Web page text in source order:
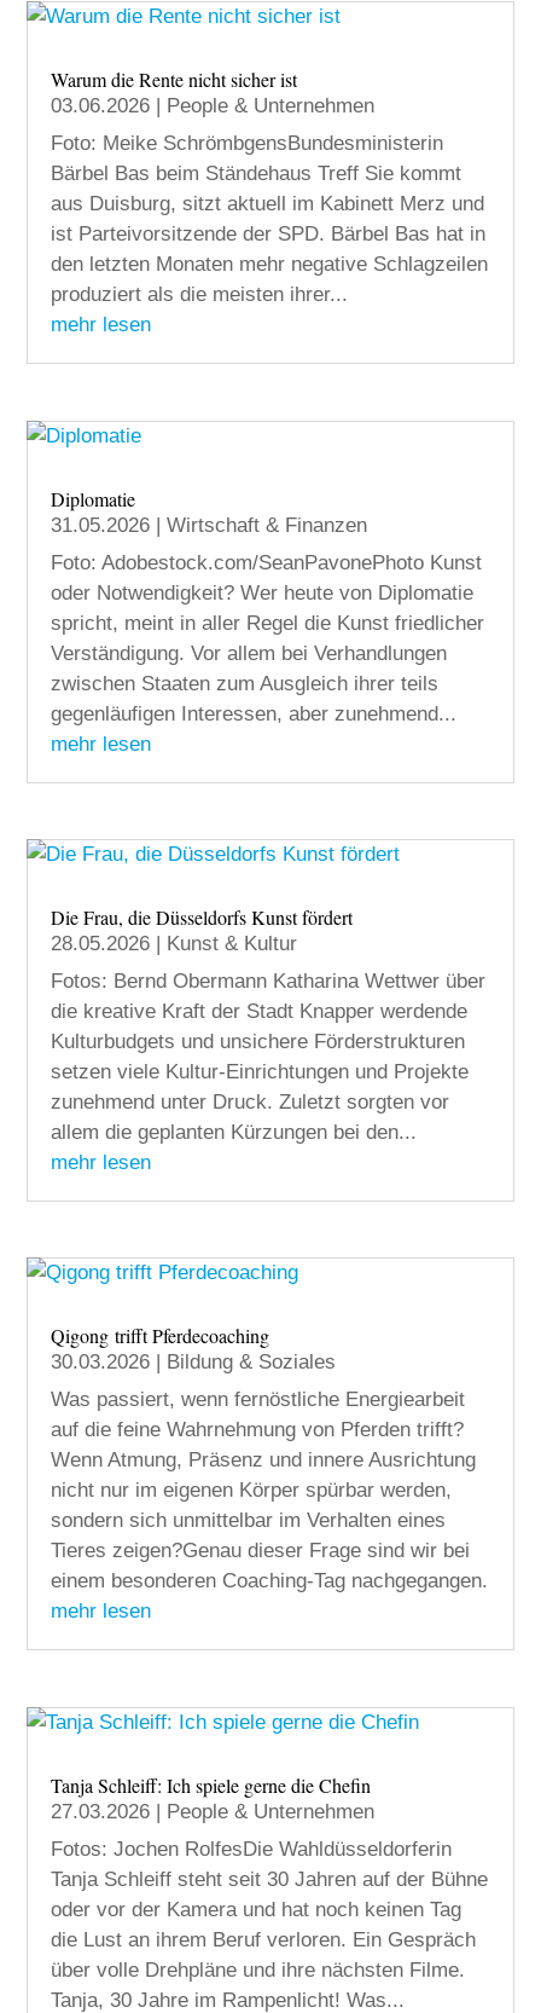
Warum die Rente nicht sicher ist
03.06.2026
People & Unternehmen
Foto: Meike SchrömbgensBundesministerin
Bärbel Bas beim Ständehaus Treff Sie kommt
aus Duisburg, sitzt aktuell im Kabinett Merz und
ist Parteivorsitzende der SPD. Bärbel Bas hat in
den letzten Monaten mehr negative Schlagzeilen
produziert als die meisten ihrer...
mehr lesen
Diplomatie
31.05.2026 |Wirtschaft & Finanzen
Foto: Adobestock.com/SeanPavonePhoto Kunst
oder Notwendigkeit? Wer heute von Diplomatie
spricht, meint in aller Regel die Kunst friedlicher
Verständigung. Vor allem bei Verhandlungen
zwischen Staaten zum Ausgleich ihrer teils
gegenläufigen Interessen, aber zunehmend...
mehr lesen
Die Frau, die Düsseldorfs Kunst fördert
28.05.2026 | Kunst & Kultur
Fotos: Bernd Obermann Katharina Wettwer über
die kreative Kraft der Stadt Knapper werdende
Kulturbudgets und unsichere Förderstrukturen
setzen viele Kultur-Einrichtungen und Projekte
zunehmend unter Druck. Zuletzt sorgten vor
allem die geplanten Kürzungen bei den...
mehr lesen
Qigong trifft Pferdecoaching
30.03.2026
Bildung & Soziales
Was passiert, wenn fernöstliche Energiearbeit
auf die feine Wahrnehmung von Pferden trifft?
Wenn Atmung, Präsenz und innere Ausrichtung
nicht nur im eigenen Körper spürbar werden,
sondern sich unmittelbar im Verhalten eines
Tieres zeigen?Genau dieser Frage sind wir bei
einem besonderen Coaching-Tag nachgegangen.
mehr lesen
Tanja Schleiff: Ich spiele gerne die Chefin
27.03.2026 | People & Unternehmen
Fotos: Jochen RolfesDie Wahldüsseldorferin
Tanja Schleiff steht seit 30 Jahren auf der Bühne
oder vor der Kamera und hat noch keinen Tag
die Lust an ihrem Beruf verloren. Ein Gespräch
über volle Drehpläne und ihre nächsten Filme.
Tanja, 30 Jahre im Rampenlicht! Was...